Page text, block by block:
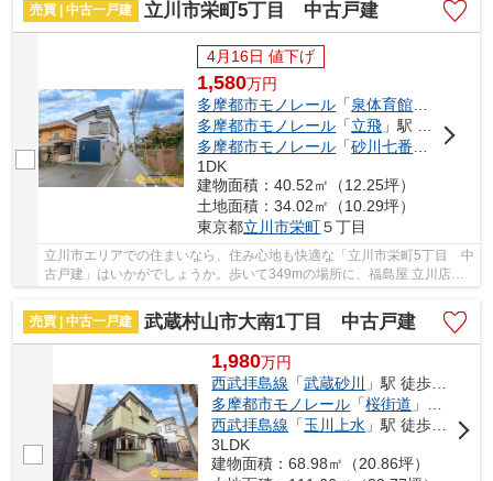
売買 | 中古一戸建 立川市栄町5丁目 中古戸建
4月16日 値下げ
1,580万円
多摩都市モノレール 「泉体育館
多摩都市モノレール 「立飛 」駅 徒歩16分
多摩都市モノレール 「砂川七番 」駅 徒歩
1DK
建物面積：40.52㎡（12.25坪）
土地面積：34.02㎡（10.29坪）
東京都立川市栄町５丁目
立川市エリアでの住まいなら、住み心地も快適な「立川市栄町5丁目 中
古戸建」はいかがでしょうか。歩いて349mの場所に、福島屋 立川店が
売買 | 中古一戸建
武蔵村山市大南1丁目 中古戸建
1,980万円
西武拝島線 「武蔵砂川
」駅 徒歩15分
多摩都市モノレール 「桜街道 」駅 徒歩28分
西武拝島線 「玉川上水 」駅 徒歩29分
3LDK
建物面積：68.98㎡（20.86坪）